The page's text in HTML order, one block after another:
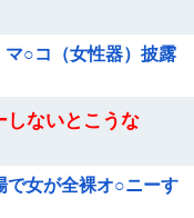
マ○コ（女性器）披露
しないとこうな
で女が全裸オ○ニーす